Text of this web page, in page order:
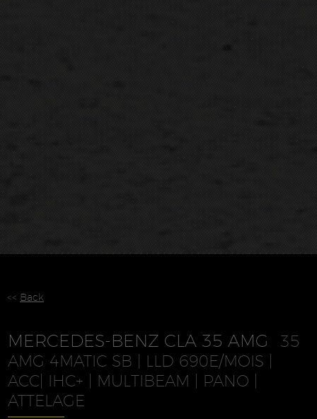
<< Back
MERCEDES-BENZ CLA 35 AMG
35
AMG 4MATIC SB | LLD 690E/MOIS |
ACC| IHC+ | MULTIBEAM | PANO |
ATTELAGE